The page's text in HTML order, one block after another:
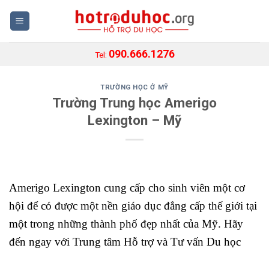
Tel: 090.666.1276
TRƯỜNG HỌC Ở MỸ
Trường Trung học Amerigo
Lexington – Mỹ
Amerigo Lexington cung cấp cho sinh viên một cơ
hội để có được một nền giáo dục đẳng cấp thế giới tại
một trong những thành phố đẹp nhất của Mỹ. Hãy
đến ngay với Trung tâm Hỗ trợ và Tư vấn Du học